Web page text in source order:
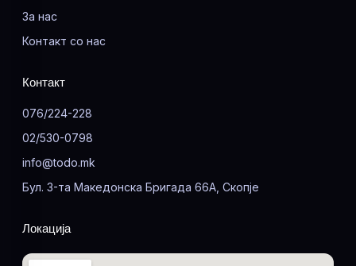
За нас
Контакт со нас
Контакт
076/224-228
02/530-0798
info@todo.mk
Бул. 3-та Македонска Бригада 66А, Скопје
Локација